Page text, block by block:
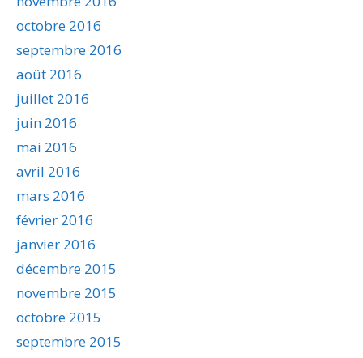
octobre 2016
septembre 2016
août 2016
juillet 2016
juin 2016
mai 2016
avril 2016
mars 2016
février 2016
janvier 2016
décembre 2015
novembre 2015
octobre 2015
septembre 2015